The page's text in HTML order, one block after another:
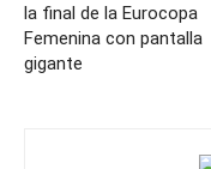
la final de la Eurocopa
Femenina con pantalla
gigante